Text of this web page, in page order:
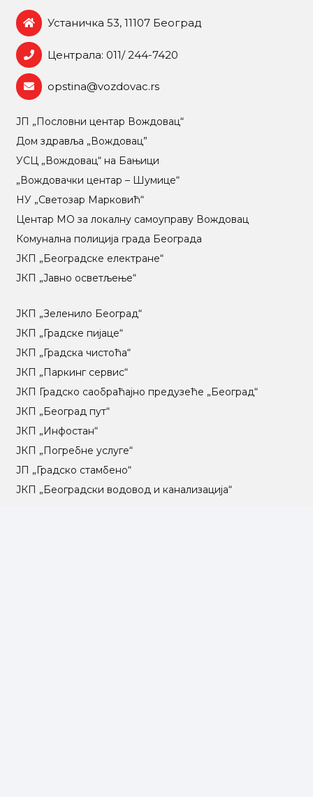
Устаничка 53, 11107 Београд
Централа: 011/ 244-7420
opstina@vozdovac.rs
ЈП „Пословни центар Вождовац“
Дом здравља „Вождовац”
УСЦ „Вождовац“ на Бањици
„Вождовачки центар – Шумице“
НУ „Светозар Марковић“
Центар МO за локалну самоуправу Вождовац
Комунална полиција града Београда
ЈКП „Београдске електране“
ЈКП „Јавно осветљење“
ЈКП „Зеленило Београд“
ЈКП „Градске пијаце“
ЈКП „Градска чистоћа“
ЈКП „Паркинг сервис“
ЈКП Градско саобраћајно предузеће „Београд“
ЈКП „Београд пут“
ЈКП „Инфостан“
ЈКП „Погребне услуге“
ЈП „Градско стамбено“
ЈКП „Београдски водовод и канализација“